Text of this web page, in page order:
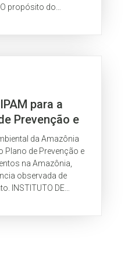
propósito do
para a
e
na
da Amazônia
Plano de Prevenção e
na Amazônia,
observada de
INSTITUTO DE